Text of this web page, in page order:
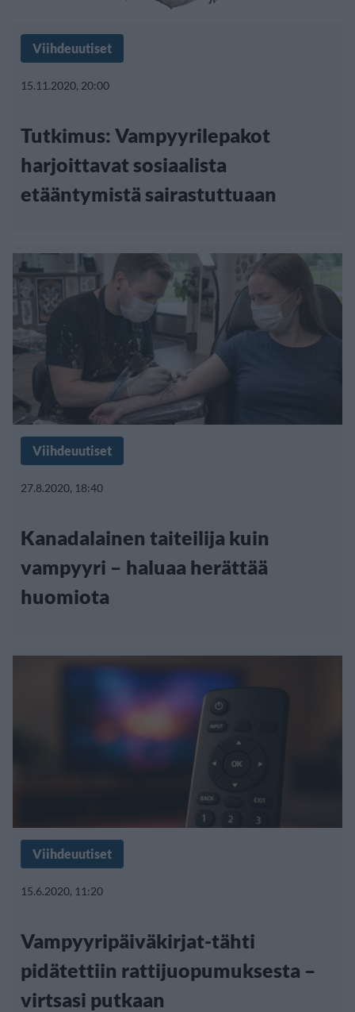
Viihdeuutiset
15.11.2020, 20:00
Tutkimus: Vampyyrilepakot
harjoittavat sosiaalista
etääntymistä sairastuttuaan
Viihdeuutiset
27.8.2020, 18:40
Kanadalainen taiteilija kuin
vampyyri – haluaa herättää
huomiota
Viihdeuutiset
15.6.2020, 11:20
Vampyyripäiväkirjat-tähti
pidätettiin rattijuopumuksesta –
virtsasi putkaan